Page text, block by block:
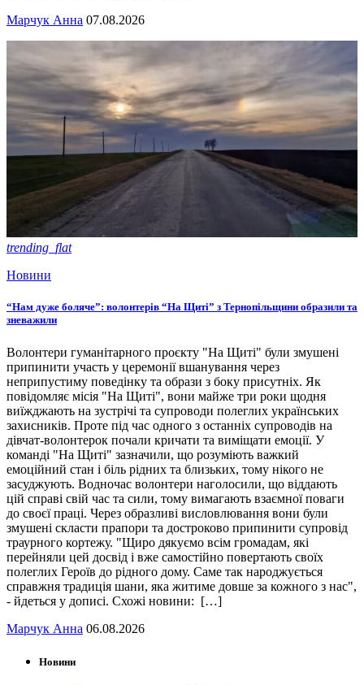
Марчук Анна 07.08.2026
trending_flat
Новини
“Нам дуже боляче”: волонтерів “На Щиті” з Тернопільщини образили та
зневажили
Волонтери гуманітарного проєкту "На Щиті" були змушені
припинити участь у церемонії вшанування через
неприпустиму поведінку та образи з боку присутніх. Як
повідомляє місія "На Щиті", вони майже три роки щодня
виїжджають на зустрічі та супроводи полеглих українських
захисників. Проте під час одного з останніх супроводів на
дівчат-волонтерок почали кричати та виміщати емоції. У
команді "На Щиті" зазначили, що розуміють важкий
емоційний стан і біль рідних та близьких, тому нікого не
засуджують. Водночас волонтери наголосили, що віддають
цій справі свій час та сили, тому вимагають взаємної поваги
до своєї праці. Через образливі висловлювання вони були
змушені скласти прапори та достроково припинити супровід
траурного кортежу. "Щиро дякуємо всім громадам, які
перейняли цей досвід і вже самостійно повертають своїх
полеглих Героїв до рідного дому. Саме так народжується
справжня традиція шани, яка житиме довше за кожного з нас",
- йдеться у дописі. Схожі новини: […]
Марчук Анна 06.08.2026
Новини